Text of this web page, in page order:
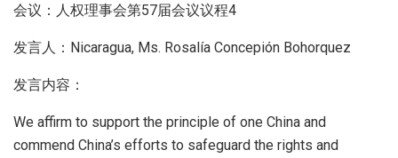
会议：人权理事会第57届会议议程4
发言人：Nicaragua, Ms. Rosalía Concepión Bohorquez
发言内容：
We affirm to support the principle of one China and
commend China’s efforts to safeguard the rights and